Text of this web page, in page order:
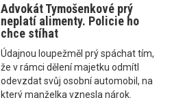
Advokát Tymošenkové prý
neplatí alimenty. Policie ho
chce stíhat
Údajnou loupežměl prý spáchat tím,
že v rámci dělení majetku odmítl
odevzdat svůj osobní automobil, na
který manželka vznesla nárok.